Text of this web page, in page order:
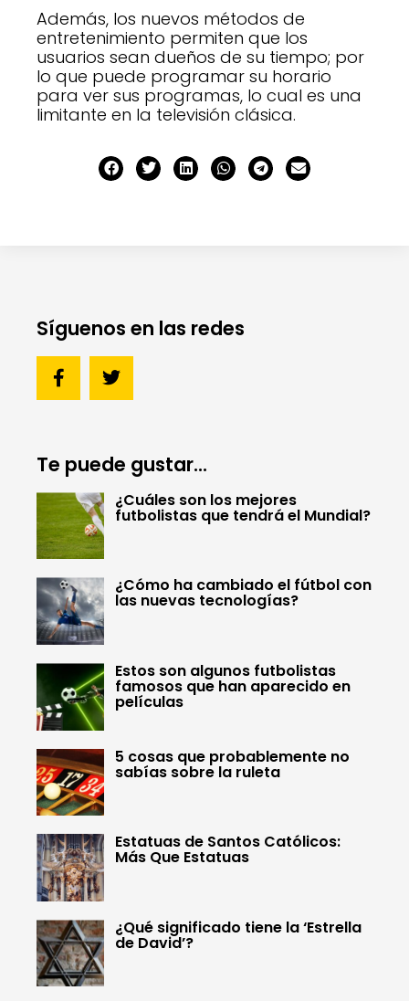
Además, los nuevos métodos de
entretenimiento permiten que los
usuarios sean dueños de su tiempo; por
lo que puede programar su horario
para ver sus programas, lo cual es una
limitante en la televisión clásica.
Síguenos en las redes
Te puede gustar...
¿Cuáles son los mejores
futbolistas que tendrá el Mundial?
¿Cómo ha cambiado el fútbol con
las nuevas tecnologías?
Estos son algunos futbolistas
famosos que han aparecido en
películas
5 cosas que probablemente no
sabías sobre la ruleta
Estatuas de Santos Católicos:
Más Que Estatuas
¿Qué significado tiene la ‘Estrella
de David’?